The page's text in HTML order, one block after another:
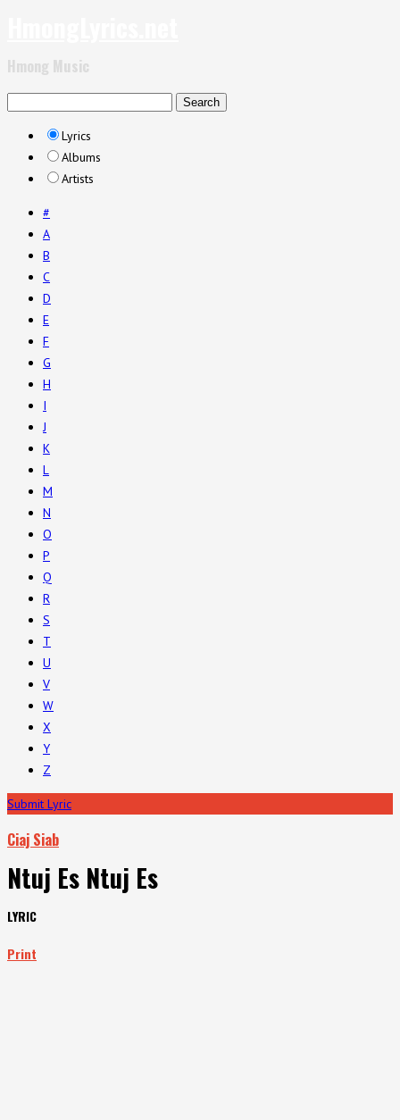
Hmong Music
Lyrics
Albums
Artists
#
A
B
C
D
E
F
G
H
I
J
K
L
M
N
O
P
Q
R
S
T
U
V
W
X
Y
Z
Submit Lyric
Ciaj Siab
Ntuj Es Ntuj Es
LYRIC
Print